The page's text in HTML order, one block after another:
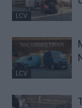
LCV
LCV